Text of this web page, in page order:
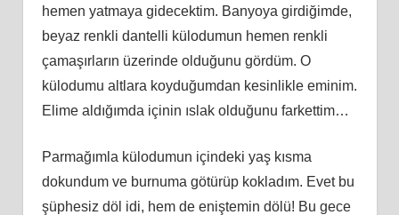
hemen yatmaya gidecektim. Banyoya girdiğimde,
beyaz renkli dantelli külodumun hemen renkli
çamaşırların üzerinde olduğunu gördüm. O
külodumu altlara koyduğumdan kesinlikle eminim.
Elime aldığımda içinin ıslak olduğunu farkettim…
Parmağımla külodumun içindeki yaş kısma
dokundum ve burnuma götürüp kokladım. Evet bu
şüphesiz döl idi, hem de eniştemin dölü! Bu gece